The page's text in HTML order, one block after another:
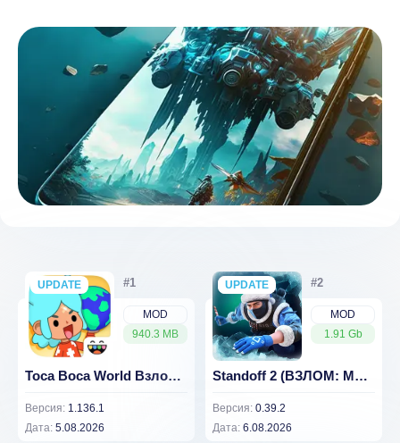
MOD
940.3 MB
UPDATE
NEW
Toca Boca World Взлом (Все разблокировано) 1.136.1
Версия: 1.136.1
Дата: 5.08.2026
MOD
1.91 Gb
UPDATE
NEW
Standoff 2 (ВЗЛОМ: Много денег) 0.39.2
Версия: 0.39.2
Дата: 6.08.2026